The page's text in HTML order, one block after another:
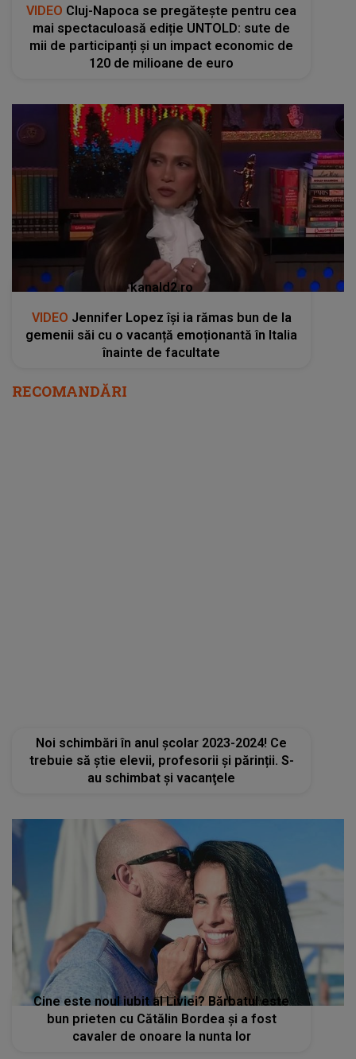
VIDEO Cluj-Napoca se pregătește pentru cea
mai spectaculoasă ediție UNTOLD: sute de
mii de participanți și un impact economic de
120 de milioane de euro
kanald2.ro
VIDEO Jennifer Lopez își ia rămas bun de la
gemenii săi cu o vacanță emoționantă în Italia
înainte de facultate
RECOMANDĂRI
Cine este noul iubit al Liviei? Bărbatul este
bun prieten cu Cătălin Bordea și a fost
cavaler de onoare la nunta lor
STIRI MONDENE